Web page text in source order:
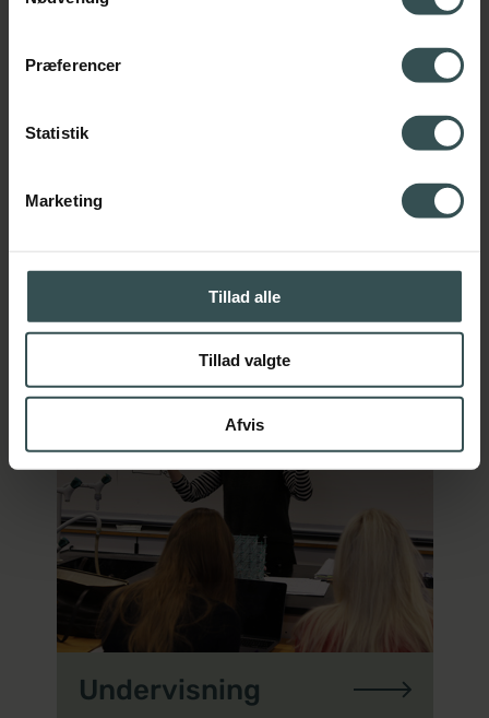
Præferencer
Statistik
Marketing
Tillad alle
Tillad valgte
Afvis
Spansk
Undervisning